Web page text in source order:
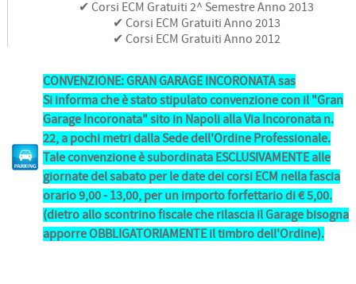
✔ Corsi ECM Gratuiti 2^ Semestre Anno 2013
✔ Corsi ECM Gratuiti Anno 2013
✔ Corsi ECM Gratuiti Anno 2012
CONVENZIONE: GRAN GARAGE INCORONATA sas
Si informa che è stato stipulato convenzione con il "Gran
Garage Incoronata" sito in Napoli alla Via Incoronata n.
22, a pochi metri dalla Sede dell'Ordine Professionale.
Tale convenzione è subordinata ESCLUSIVAMENTE alle
giornate del sabato per le date dei corsi ECM nella fascia
orario 9,00 - 13,00, per un importo forfettario di € 5,00.
(dietro allo scontrino fiscale che rilascia il Garage bisogna
apporre OBBLIGATORIAMENTE il timbro dell'Ordine).